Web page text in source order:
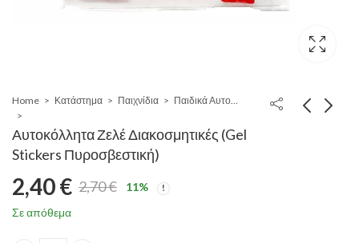
Home Κατάστημα Παιχνίδια
Αυτοκόλλητα Ζελέ Διακοσμητικές (Gel
Stickers Πυροσβεστική)
2,70€
Original
2,40€
Η
11%
Σε απόθεμα